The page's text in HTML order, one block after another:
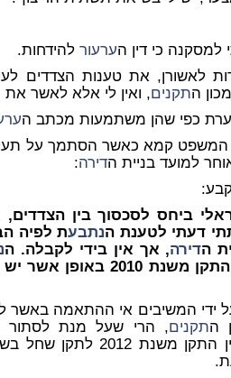
כי דין הערעור להידחות.
לאשורן, את טענות הצדדים
התקנים, ואין לי אלא לאשר את
כפי שהן משתמעות מכתב ה
קמא כאשר הסתמך על
למועד בניית הדירה:
ביחס לסכסוך בין
דעתי לטענת הנתבעת לפיה
דירה, אך אין בידי לקבלה. ה
על שינוי בתקן של שנת 2012 לעומת
ידי המשיבים אי ההתאמה באשר
התקנים, הרי שעל מנת